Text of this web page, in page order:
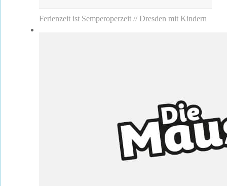
Ferienzeit ist Semperoperzeit // Dresden mit Kindern